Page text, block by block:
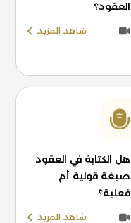
العقود؟
شاهد المزيد
هل الكتابة في العقود
صيغة قولية أم
فعلية؟
شاهد المزيد